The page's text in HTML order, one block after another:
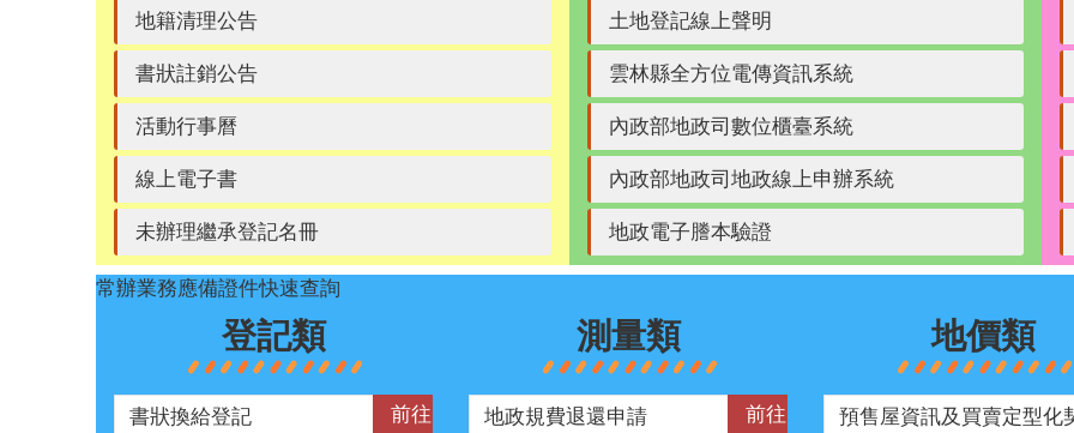
地籍清理公告
書狀註銷公告
活動行事曆
線上電子書
未辦理繼承登記名冊
土地登記線上聲明
雲林縣全方位電傳資訊系統
內政部地政司數位櫃臺系統
內政部地政司地政線上申辦系統
地政電子謄本驗證
常辦業務應備證件快速查詢
登記類 測量類 地價類